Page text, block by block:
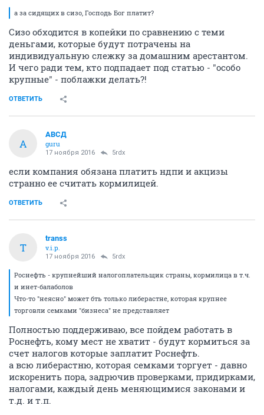
а за сидящих в сизо, Господь Бог платит?
Сизо обходится в копейки по сравнению с теми
деньгами, которые будут потрачены на
индивидуальную слежку за домашним арестантом.
И чего ради тем, кто подпадает под статью - "особо
крупные" - поблажки делать?!
ОТВЕТИТЬ
А
АВСД
guru
17 ноября 2016 5rdx
если компания обязана платить ндпи и акцизы
странно ее считать кормилицей.
ОТВЕТИТЬ
T
transs
v.i.p.
17 ноября 2016 5rdx
Роснефть - крупнейший налогоплательщик страны, кормилица в т.ч.
и инет-балаболов
Что-то "неясно" может бть только либерастне, которая крупнее
торговли семками "бизнеса" не представляет
Полностью поддерживаю, все пойдем работать в
Роснефть, кому мест не хватит - будут кормиться за
счет налогов которые заплатит Роснефть.
а всю либерастню, которая семками торгует - давно
искоренить пора, задрючив проверками, придирками,
налогами, каждый день меняющимися законами и
т.д. и т.п.